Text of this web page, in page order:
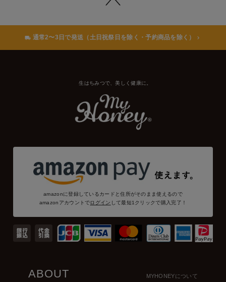
通常2〜3日で発送（土日祝祭日を除く・予約商品を除く）
生はちみつで、美しく健康に。
amazonに登録しているカードと住所がそのまま使えるので
amazonアカウントでログイン して最短1クリックで購入完了！
ABOUT MYHONEYについて